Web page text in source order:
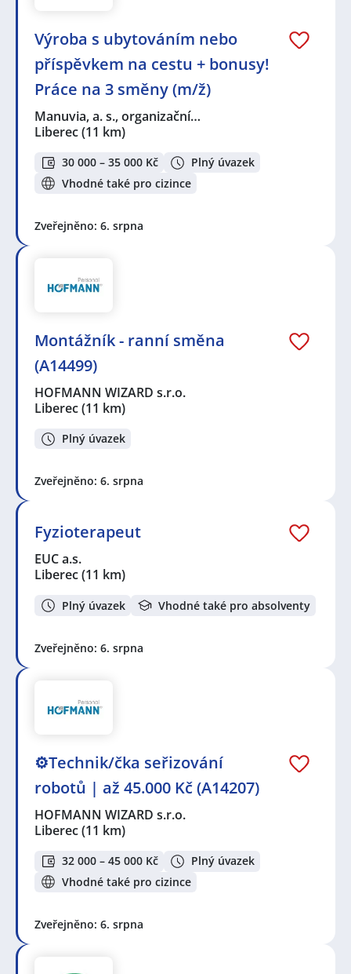
Výroba s ubytováním nebo
příspěvkem na cestu + bonusy!
Práce na 3 směny (m/ž)
Manuvia, a. s., organizační…
Liberec(11 km)
30 000 – 35 000 Kč
Plný úvazek
Vhodné také pro cizince
Zveřejněno: 6. srpna
Montážník - ranní směna
(A14499)
HOFMANN WIZARD s.r.o.
Liberec(11 km)
Plný úvazek
Zveřejněno: 6. srpna
Fyzioterapeut
EUC a.s.
Liberec(11 km)
Plný úvazek Vhodné také pro absolventy
Zveřejněno: 6. srpna
⚙️Technik/čka seřizování
robotů | až 45.000 Kč (A14207)
HOFMANN WIZARD s.r.o.
Liberec(11 km)
32 000 – 45 000 Kč
Plný úvazek
Vhodné také pro cizince
Zveřejněno: 6. srpna